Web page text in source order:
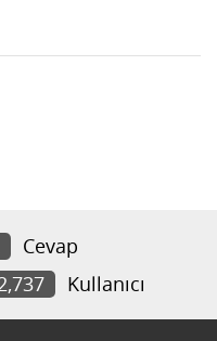
Cevap
Kullanıcı